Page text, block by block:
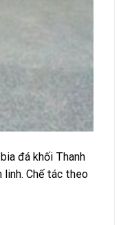
đá khối Thanh
Chế tác theo